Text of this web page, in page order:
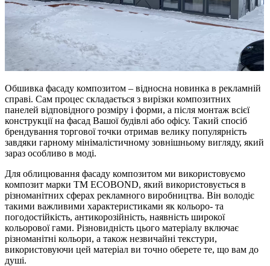
Обшивка фасаду композитом – відносна новинка в рекламній
справі. Сам процес складається з вирізки композитних
панелей відповідного розміру і форми, а після монтаж всієї
конструкції на фасад Вашої будівлі або офісу. Такий спосіб
брендування торгової точки отримав велику популярність
завдяки гарному мінімалістичному зовнішньому вигляду, який
зараз особливо в моді.
Для облицювання фасаду композитом ми використовуємо
композит марки ТМ ECOBOND, який використовується в
різноманітних сферах рекламного виробництва. Він володіє
такими важливими характеристиками як кольоро- та
погодостійкість, антикорозійність, наявність широкої
кольорової гами. Різновидність цього матеріалу включає
різноманітні кольори, а також незвичайні текстури,
використовуючи цей матеріал ви точно оберете те, що вам до
душі.